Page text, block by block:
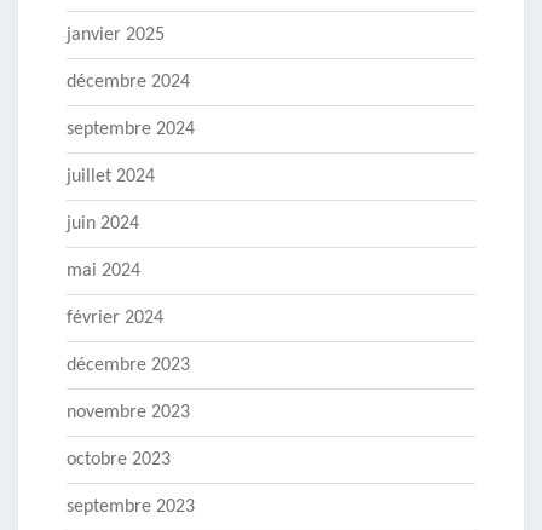
janvier 2025
décembre 2024
septembre 2024
juillet 2024
juin 2024
mai 2024
février 2024
décembre 2023
novembre 2023
octobre 2023
septembre 2023